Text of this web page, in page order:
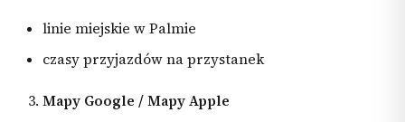
linie miejskie w Palmie
czasy przyjazdów na przystanek
Mapy Google / Mapy Apple